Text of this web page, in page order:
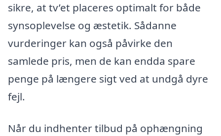
sikre, at tv’et placeres optimalt for både
synsoplevelse og æstetik. Sådanne
vurderinger kan også påvirke den
samlede pris, men de kan endda spare
penge på længere sigt ved at undgå dyre
fejl.
Når du indhenter tilbud på ophængning